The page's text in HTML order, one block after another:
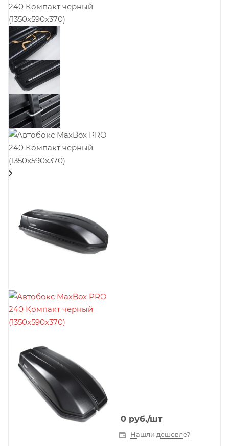
0 руб./шт
Нашли дешевле?